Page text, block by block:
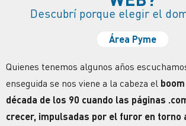
Descubrí porque elegir el
Área Pyme
Quienes tenemos algunos años
enseguida se nos viene a la cabeza el
década de los 90 cuando las páginas
crecer, impulsadas por el furor en torno